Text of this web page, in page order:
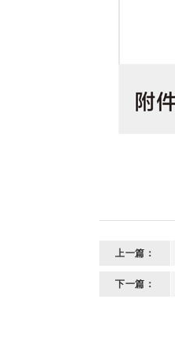
上一篇：
下一篇：